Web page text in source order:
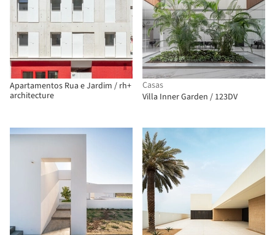
Apartamentos Rua e Jardim / rh+
architecture
Casas
Villa Inner Garden / 123DV